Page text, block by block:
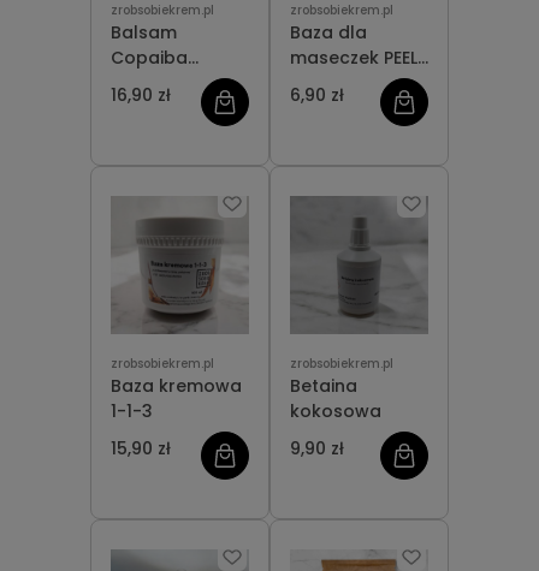
zrobsobiekrem.pl
Balsam
Copaiba
NATURALNY
16,90 zł
zrobsobiekrem.pl
Baza dla
maseczek PEEL-
OFF
6,90 zł
zrobsobiekrem.pl
Baza kremowa
1-1-3
15,90 zł
zrobsobiekrem.pl
Betaina
kokosowa
9,90 zł